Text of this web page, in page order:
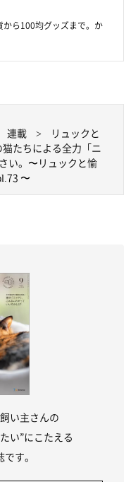
ら100均グッズまで。か
連載
リュックと
たちによる全力「ニ
い。〜リュックと愉
〜
い主さんの
い”にこたえる
す。